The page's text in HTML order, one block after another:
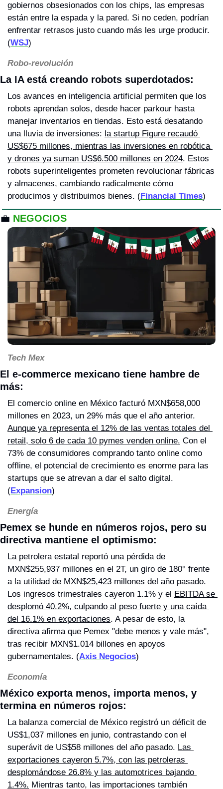
gobiernos obsesionados con los chips, las empresas
están entre la espada y la pared. Si no ceden, podrían
enfrentar retrasos justo cuando más les urge producir.
(WSJ)
Robo-revolución
La IA está creando robots superdotados:
Los avances en inteligencia artificial permiten que los
robots aprendan solos, desde hacer parkour hasta
manejar inventarios en tiendas. Esto está desatando
una lluvia de inversiones: la startup Figure recaudó
US$675 millones, mientras las inversiones en robótica
y drones ya suman US$6.500 millones en 2024. Estos
robots superinteligentes prometen revolucionar fábricas
y almacenes, cambiando radicalmente cómo
producimos y distribuimos bienes. (Financial Times)
💼 NEGOCIOS
Tech Mex
El e-commerce mexicano tiene hambre de
más:
El comercio online en México facturó MXN$658,000
Aunque ya representa el 12% de las ventas totales del
retail, solo 6 de cada 10 pymes venden online. Con el
73% de consumidores comprando tanto online como
offline, el potencial de crecimiento es enorme para las
startups que se atrevan a dar el salto digital.
(Expansion)
Energía
Pemex se hunde en números rojos, pero su
directiva mantiene el optimismo:
La petrolera estatal reportó una pérdida de
MXN$255,937 millones en el 2T, un giro de 180° frente
a la utilidad de MXN$25,423 millones del año pasado.
Los ingresos trimestrales cayeron 1.1% y el EBITDA se
desplomó 40.2%, culpando al peso fuerte y una caída
del 16.1% en exportaciones. A pesar de esto, la
directiva afirma que Pemex "debe menos y vale más",
tras recibir MXN$1.014 billones en apoyos
gubernamentales. (Axis Negocios)
Economía
México exporta menos, importa menos, y
termina en números rojos:
La balanza comercial de México registró un déficit de
US$1,037 millones en junio, contrastando con el
superávit de US$58 millones del año pasado. Las
exportaciones cayeron 5.7%, con las petroleras
desplomándose 26.8% y las automotrices bajando
1.4%. Mientras tanto, las importaciones también